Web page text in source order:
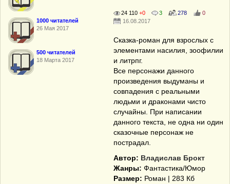
1000 читателей
26 Мая 2017
500 читателей
18 Марта 2017
24 110 +0 3 278
0
16.08.2017
Сказка-роман для взрослых с
элементами насилия, зоофилии
и литрпг.
Все персонажи данного
произведения выдуманы и
совпадения с реальными
людьми и драконами чисто
случайны. При написании
данного текста, не одна ни один
сказочные персонаж не
пострадал.
Автор: Владислав Брокт
Жанры: Фантастика/Юмор
Размер: Роман | 283 Кб